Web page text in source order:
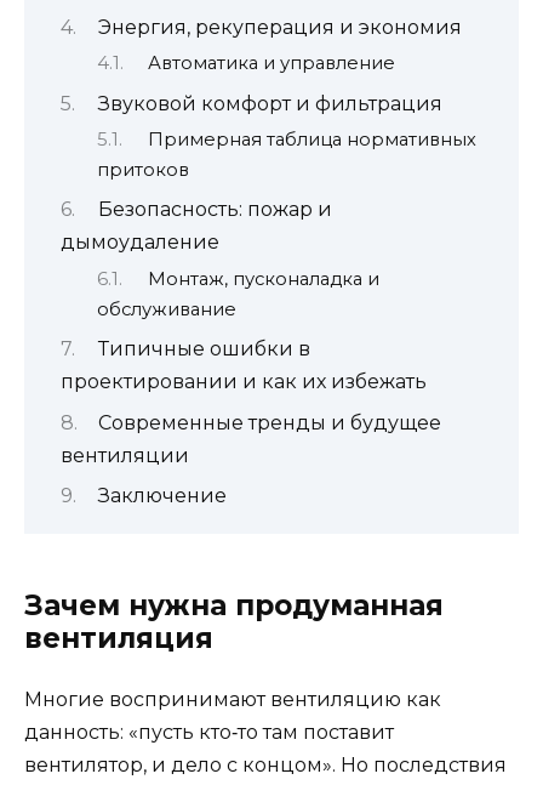
Энергия, рекуперация и экономия
Автоматика и управление
Звуковой комфорт и фильтрация
Примерная таблица нормативных
притоков
Безопасность: пожар и
дымоудаление
Монтаж, пусконаладка и
обслуживание
Типичные ошибки в
проектировании и как их избежать
Современные тренды и будущее
вентиляции
Заключение
Зачем нужна продуманная
вентиляция
Многие воспринимают вентиляцию как
данность: «пусть кто‑то там поставит
вентилятор, и дело с концом». Но последствия